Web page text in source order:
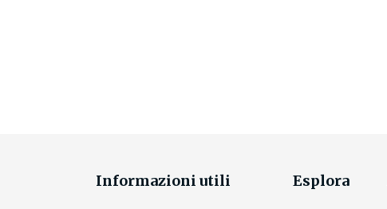
Informazioni utili Esplora